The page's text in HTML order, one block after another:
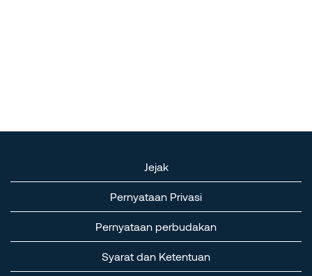
Jejak
Pernyataan Privasi
Pernyataan perbudakan
Syarat dan Ketentuan